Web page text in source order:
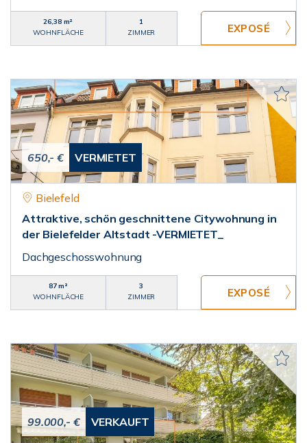
26,38 m²
WOHNFLÄCHE
1
ZIMMER
650,- € VERMIETET
Bielefeld
Attraktive, schön geschnittene Citywohnung in
der Bielefelder Altstadt -VERMIETET_
Dachgeschosswohnung
87 m²
WOHNFLÄCHE
3
ZIMMER
99.000,- € VERKAUFT